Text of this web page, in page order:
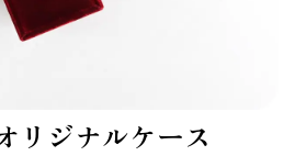
リジナルケース